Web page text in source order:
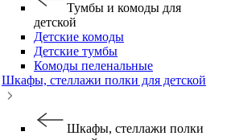
Тумбы и комоды для
детской
Детские комоды
Детские тумбы
Комоды пеленальные
Шкафы, стеллажи полки для детской
Шкафы, стеллажи полки